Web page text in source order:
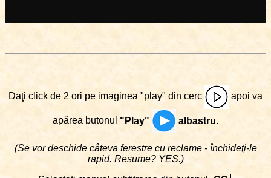
Daţi click de 2 ori pe imaginea "play" din cerc apoi va
apărea butonul "Play" albastru.
(Se vor deschide câteva ferestre cu reclame - închideţi-le
rapid. Resume? YES.)